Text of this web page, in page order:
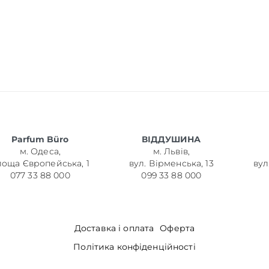
Parfum Büro
м. Одеса,
Європейська, 1
077 33 88 000
ВІДДУШИНА
м. Львів,
вул. Вірменська, 13
099 33 88 000
Доставка і оплата
Оферта
Політика конфіденційності